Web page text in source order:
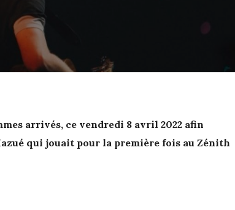
arrivés, ce vendredi 8 avril 2022 afin
qui jouait pour la première fois au Zénith